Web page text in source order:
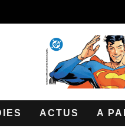
ACTUS A